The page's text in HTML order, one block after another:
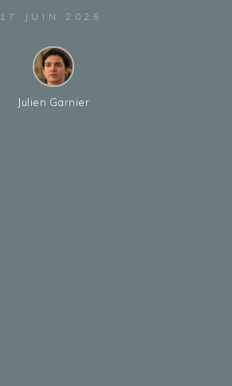
17 JUIN 2025
Julien Garnier